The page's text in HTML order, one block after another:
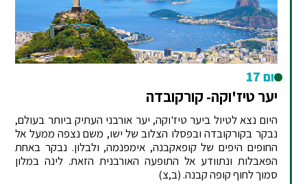
יום 17
יער טיז'וקה- קורקובדה
היום נצא לטיול ביער טיז'וקה, יער אורבני העתיק ביותר בעולם,
נבקר בקורקובדה ובפסלו הצלוב של ישו, משם נצפה ממעל אל
החופים היפים של קופאקבנה, אימפנמה, ולבלון. נבקר באחת
הפאבלות ונתוודע אל התופעה האורבנית הזאת. לינה במלון
סמוך לחוף קופה קבנה. (ב,צ)